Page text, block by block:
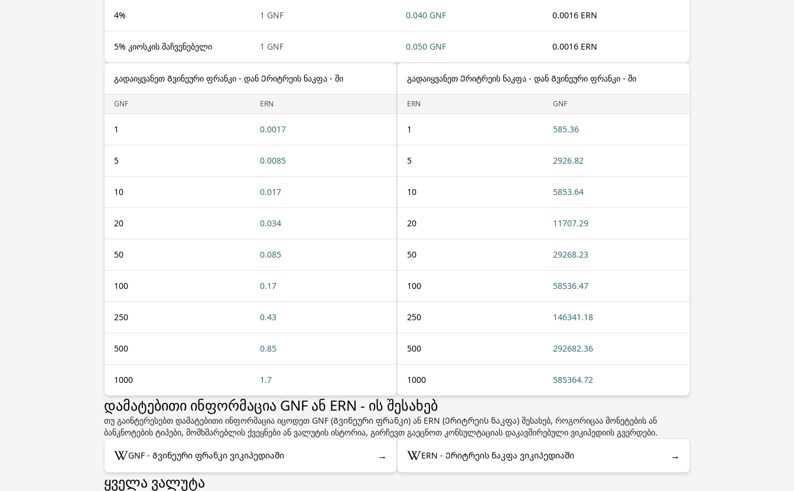
4% 1 GNF 0.040 GNF 0.0016 ERN
5% კიოსკის მაჩვენებელი 1 GNF 0.050 GNF 0.0016 ERN
გადაიყვანეთ Გვინეური ფრანკი - დან Ერიტრეის ნაკფა - ში
GNF ERN
1 0.0017
5 0.0085
10 0.017
20 0.034
50 0.085
100 0.17
250 0.43
500 0.85
1000 1.7
გადაიყვანეთ Ერიტრეის ნაკფა - დან Გვინეური ფრანკი - ში
ERN GNF
1 585.36
5 2926.82
10 5853.64
20 11707.29
50 29268.23
100 58536.47
250 146341.18
500 292682.36
1000 585364.72
დამატებითი ინფორმაცია GNF ან ERN - ის შესახებ
თუ გაინტერესებთ დამატებითი ინფორმაცია იცოდეთ GNF (Გვინეური ფრანკი) ან ERN (Ერიტრეის ნაკფა) შესახებ, როგორიცაა მონეტების ან
ბანკნოტების ტიპები, მომხმარებლის ქვეყნები ან ვალუტის ისტორია, გირჩევთ გაეცნოთ კონსულტაციას დაკავშირებული ვიკიპედიის გვერდები.
GNF - Გვინეური ფრანკი ვიკიპედიაში → ERN - Ერიტრეის ნაკფა ვიკიპედიაში →
ყველა ვალუტა